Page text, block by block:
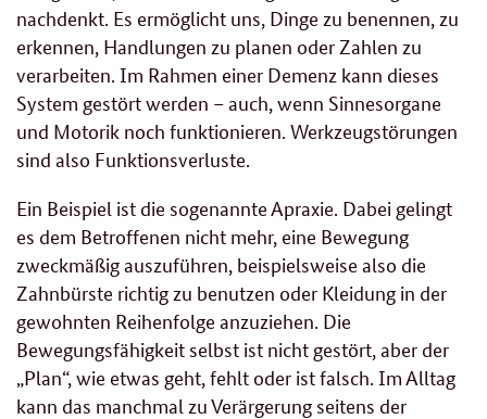
nachdenkt. Es ermöglicht uns, Dinge zu benennen, zu
erkennen, Handlungen zu planen oder Zahlen zu
verarbeiten. Im Rahmen einer Demenz kann dieses
System gestört werden – auch, wenn Sinnesorgane
und Motorik noch funktionieren. Werkzeugstörungen
sind also Funktionsverluste.
Ein Beispiel ist die sogenannte Apraxie. Dabei gelingt
es dem Betroffenen nicht mehr, eine Bewegung
zweckmäßig auszuführen, beispielsweise also die
Zahnbürste richtig zu benutzen oder Kleidung in der
gewohnten Reihenfolge anzuziehen. Die
Bewegungsfähigkeit selbst ist nicht gestört, aber der
„Plan“, wie etwas geht, fehlt oder ist falsch. Im Alltag
kann das manchmal zu Verärgerung seitens der